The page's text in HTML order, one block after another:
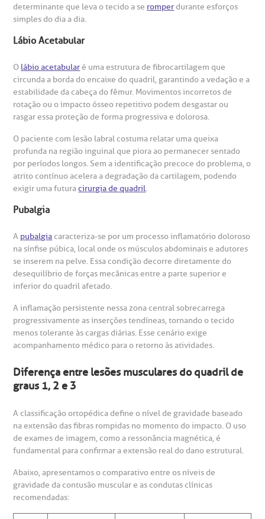
Fale Conosco
BP Mirante
Saiba mais
Endereço:
R. Martiniano de Carvalho, 965
CEP: 01323-001 | Bela Vista
São Paulo - SP
Clínica Medicina da Mulher
Saiba mais
Endereço:
R. Colômbia, 332
CEP: 01438-000 | Jardim Paulista
São Paulo - SP
social
a BP
Conosco
Teleinterconsulta
Centro de Doenças Autoimunes
de orçamento particular
atendimento
Cirurgia
de Sangue
de cuidado
e perdidos
determinante que leva o tecido a se romperdurante esforços
simples do dia a dia.
Lábio Acetabular
O lábio acetabularé uma estrutura de fibrocartilagem que
circunda a borda do encaixe do quadril, garantindo a vedação e a
estabilidade da cabeça do fêmur. Movimentos incorretos de
rotação ou o impacto ósseo repetitivo podem desgastar ou
rasgar essa proteção de forma progressiva e dolorosa.
O paciente com lesão labral costuma relatar uma queixa
profunda na região inguinal que piora ao permanecer sentado
por períodos longos. Sem a identificação precoce do problema, o
atrito contínuo acelera a degradação da cartilagem, podendo
exigir uma futuracirurgia de quadril.
Pubalgia
A pubalgiacaracteriza-se por um processo inflamatório doloroso
na sínfise púbica, local onde os músculos abdominais e adutores
se inserem na pelve. Essa condição decorre diretamente do
desequilíbrio de forças mecânicas entre a parte superior e
inferior do quadril afetado.
A inflamação persistente nessa zona central sobrecarrega
progressivamente as inserções tendíneas, tornando o tecido
menos tolerante às cargas diárias. Esse cenário exige
acompanhamento médico para o retorno às atividades.
Diferença entre lesões musculares do quadril de
graus 1, 2 e 3
A classificação ortopédica define o nível de gravidade baseado
na extensão das fibras rompidas no momento do impacto. O uso
de exames de imagem, como a ressonância magnética, é
fundamental para confirmar a extensão real do dano estrutural.
Abaixo, apresentamos o comparativo entre os níveis de
gravidade da contusão muscular e as condutas clínicas
recomendadas: